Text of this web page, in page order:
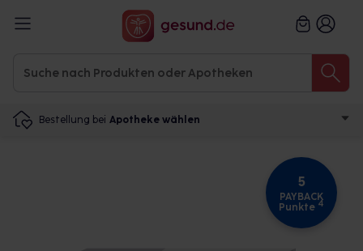
Bestellung bei Apotheke wählen
5
PAYBACK
Punkte 4